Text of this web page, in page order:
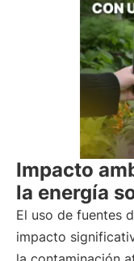
Impacto
la energía
El uso de fuentes
impacto